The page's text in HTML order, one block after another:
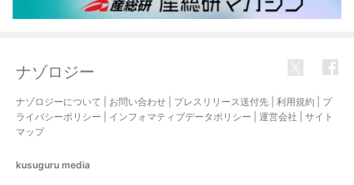
ナゾロジー
ナゾロジーについて お問い合わせ プレスリリース送付先 利用規約
プ
ライバシーポリシー
インフォマティブデータポリシー 運営会社
サイト
マップ
kusuguru media